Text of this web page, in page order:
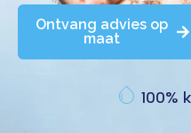
Ontvang advies op
maat
100%